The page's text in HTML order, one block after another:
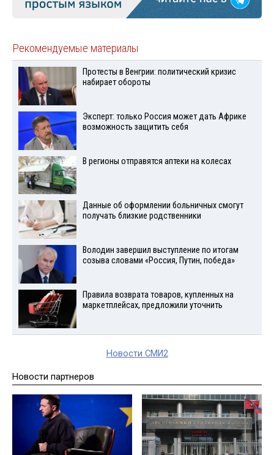
Рекомендуемые материалы
Протесты в Венгрии: политический кризис
набирает обороты
Эксперт: только Россия может дать Африке
возможность защитить себя
В регионы отправятся аптеки на колесах
Данные об оформлении больничных смогут
получать близкие родственники
Володин завершил выступление по итогам
созыва словами «Россия, Путин, победа»
Правила возврата товаров, купленных на
маркетплейсах, предложили уточнить
Новости СМИ2
Новости партнеров